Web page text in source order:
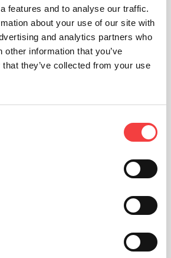
features and to analyse our traffic.
about your use of our site with
and analytics partners who
other information that you’ve
they’ve collected from your use